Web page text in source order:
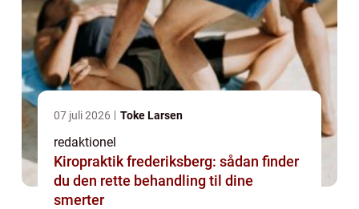
07 juli 2026 Toke Larsen
redaktionel
Kiropraktik frederiksberg: sådan finder
du den rette behandling til dine
smerter